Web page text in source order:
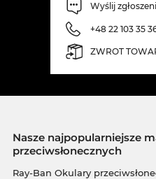
Wyślij
+48 22 103 35
ZWROT
Nasze najpopularniejsze
przeciwsłonecznych
Ray-Ban Okulary